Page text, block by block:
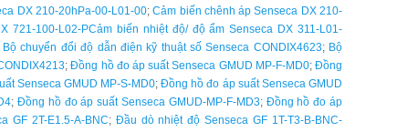
DX 210-20hPa-00-L01-00;Cảm biến chênh áp Senseca DX 210-
721-100-L02-PCảm biến nhiệt độ/ độ ẩm Senseca DX 311-L01-
Bộ chuyển đổi độ dẫn điện kỹ thuật số Senseca CONDIX4623; Bộ
;Đồng hồ đo áp suất Senseca GMUD MP-F-MD0;Đồng
Senseca GMUD MP-S-MD0;Đồng hồ đo áp suất Senseca GMUD
; Đồng hồ đo áp suất Senseca GMUD-MP-F-MD3; Đồng hồ đo áp
GF 2T-E1.5-A-BNC; Đầu dò nhiệt độ Senseca GF 1T-T3-B-BNC-